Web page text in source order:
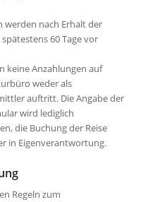
werden nach Erhalt der
60 Tage vor
Anzahlungen auf
weder als
auftritt. Die Angabe der
wird lediglich
die Buchung der Reise
in Eigenverantwortung.
Regeln zum